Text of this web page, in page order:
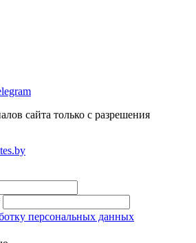
сайта только с разрешения
персональных данных